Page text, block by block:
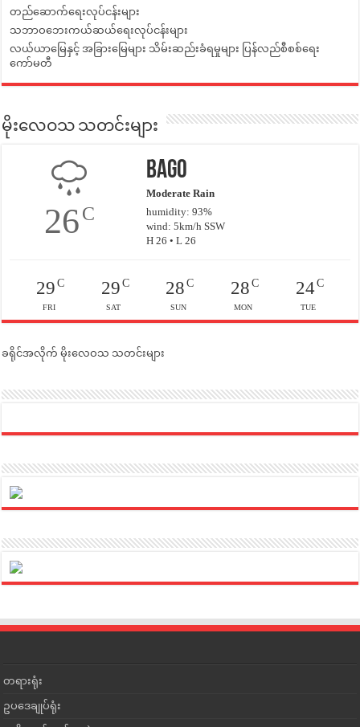
တည်ဆောက်ရေးလုပ်ငန်းများ
သဘာဝဘေးကယ်ဆယ်ရေးလုပ်ငန်းများ
လယ်ယာမြေနှင့် အခြားမြေများ သိမ်းဆည်းခံရမှုများ ပြန်လည်စီစစ်ရေး
ကော်မတီ
မိုးလေဝသ သတင်းများ
26C
Bago
Moderate Rain
humidity: 93%
wind: 5km/h SSW
H 26 • L 26
29C
FRI
29C
SAT
28 C
SUN
28C
MON
24C
TUE
ခရိုင်အလိုက် မိုးလေဝသ သတင်းများ
တရားရုံး
ဥပဒေချုပ်ရုံး